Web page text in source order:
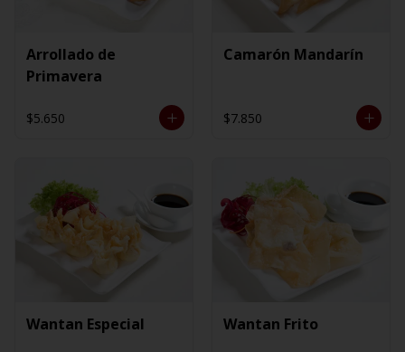
Arrollado de
Primavera
$5.650
Camarón Mandarín
$7.850
Wantan Especial Wantan Frito